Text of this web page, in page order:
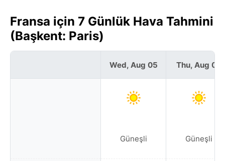
Fransa için 7 Günlük Hava Tahmini
(Başkent: Paris)
Wed, Aug 05
Güneşli
Thu, Aug 06
Güneşli